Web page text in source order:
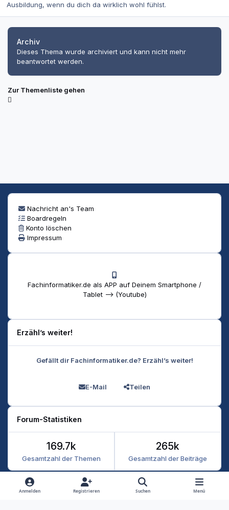
Ausbildung, wenn du dich da wirklich wohl fühlst.
Archiv
Dieses Thema wurde archiviert und kann nicht mehr
beantwortet werden.
Zur Themenliste gehen
Nachricht an's Team
Boardregeln
Konto löschen
Impressum
Fachinformatiker.de als APP auf Deinem Smartphone /
Tablet --> (Youtube)
Erzähl’s weiter!
Gefällt dir Fachinformatiker.de? Erzähl’s weiter!
E-Mail Teilen
Forum-Statistiken
Gesamtzahl der Themen
169.7k
Gesamtzahl der Beiträge
265k
Heller Modus
Dunkler Modus
Systemeinstellung
Anmelden Registrieren Suchen Menü